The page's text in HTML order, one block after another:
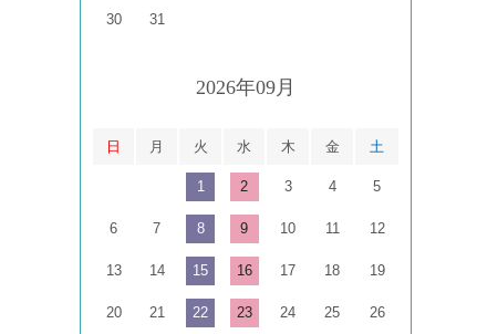
30 31
2026年09月
日 月 火 水 木 金 土
1 2 3 4 5
6 7 8 9 10 11 12
13 14 15 16 17 18 19
20 21 22 23 24 25 26